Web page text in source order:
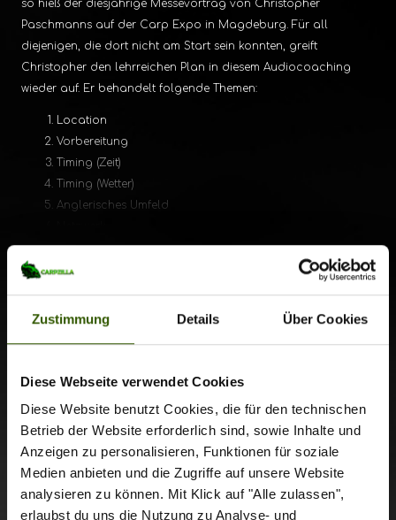
Zustimmung Details Über Cookies
Diese Webseite verwendet Cookies
Diese Website benutzt Cookies, die für den technischen
Betrieb der Website erforderlich sind, sowie Inhalte und
Anzeigen zu personalisieren, Funktionen für soziale
Medien anbieten und die Zugriffe auf unsere Website
analysieren zu können. Mit Klick auf "Alle zulassen",
erlaubst du uns die Nutzung zu Analyse- und
so hieß der diesjährige Messevortrag von Christopher
Paschmanns auf der Carp Expo in Magdeburg. Für all
diejenigen, die dort nicht am Start sein konnten, greift
Christopher den lehrreichen Plan in diesem Audiocoaching
wieder auf. Er behandelt folgende Themen:
Location
Vorbereitung
Timing (Zeit)
Timing (Wetter)
Anglerisches Umfeld
Wahl des richtigen Rigs (pro Situation)
Köderfarben (pro Bedingungen)
Boiliesorte (pro Situation)
Los geht's mit Teil 1 von zweien - viel Spaß beim Zuhören.
Bitte registriere Dich, um alle exklusiven
Carpzilla+ Inhalte und viele weitere Offline
Vorteilezu genießen!
Jetzt anmelden